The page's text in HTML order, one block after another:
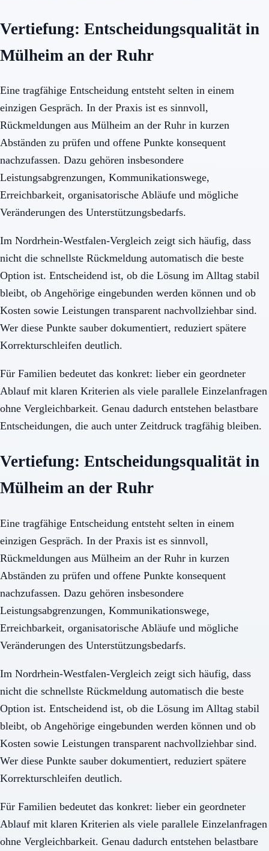
Vertiefung: Entscheidungsqualität in
Mülheim an der Ruhr
Eine tragfähige Entscheidung entsteht selten in einem
einzigen Gespräch. In der Praxis ist es sinnvoll,
Rückmeldungen aus Mülheim an der Ruhr in kurzen
Abständen zu prüfen und offene Punkte konsequent
nachzufassen. Dazu gehören insbesondere
Leistungsabgrenzungen, Kommunikationswege,
Erreichbarkeit, organisatorische Abläufe und mögliche
Veränderungen des Unterstützungsbedarfs.
Im Nordrhein-Westfalen-Vergleich zeigt sich häufig, dass
nicht die schnellste Rückmeldung automatisch die beste
Option ist. Entscheidend ist, ob die Lösung im Alltag stabil
bleibt, ob Angehörige eingebunden werden können und ob
Kosten sowie Leistungen transparent nachvollziehbar sind.
Wer diese Punkte sauber dokumentiert, reduziert spätere
Korrekturschleifen deutlich.
Für Familien bedeutet das konkret: lieber ein geordneter
Ablauf mit klaren Kriterien als viele parallele Einzelanfragen
ohne Vergleichbarkeit. Genau dadurch entstehen belastbare
Entscheidungen, die auch unter Zeitdruck tragfähig bleiben.
Vertiefung: Entscheidungsqualität in
Mülheim an der Ruhr
Eine tragfähige Entscheidung entsteht selten in einem
einzigen Gespräch. In der Praxis ist es sinnvoll,
Rückmeldungen aus Mülheim an der Ruhr in kurzen
Abständen zu prüfen und offene Punkte konsequent
nachzufassen. Dazu gehören insbesondere
Leistungsabgrenzungen, Kommunikationswege,
Erreichbarkeit, organisatorische Abläufe und mögliche
Veränderungen des Unterstützungsbedarfs.
Im Nordrhein-Westfalen-Vergleich zeigt sich häufig, dass
nicht die schnellste Rückmeldung automatisch die beste
Option ist. Entscheidend ist, ob die Lösung im Alltag stabil
bleibt, ob Angehörige eingebunden werden können und ob
Kosten sowie Leistungen transparent nachvollziehbar sind.
Wer diese Punkte sauber dokumentiert, reduziert spätere
Korrekturschleifen deutlich.
Für Familien bedeutet das konkret: lieber ein geordneter
Ablauf mit klaren Kriterien als viele parallele Einzelanfragen
ohne Vergleichbarkeit. Genau dadurch entstehen belastbare